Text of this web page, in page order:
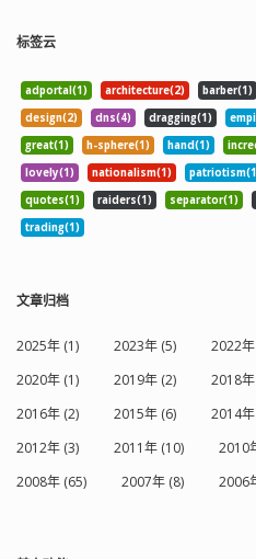
标签云
adportal(1) architecture(2) barber(1)
design(2)
dns(4) dragging(1)
great(1)
h-sphere(1) hand(1)
lovely(1)
nationalism(1)
quotes(1)
raiders(1) separator(1)
trading(1)
文章归档
2025年 (1) 2023年 (5) 2022
2020年 (1)
2019年 (2) 2018
2016年 (2)
2015年 (6) 2014
2012年 (3)
2011年 (10) 2010
2008年 (65)
2007年 (8) 2006